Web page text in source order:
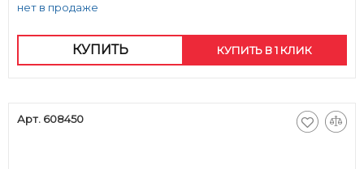
нет в продаже
КУПИТЬ КУПИТЬ В 1 КЛИК
Арт. 608450